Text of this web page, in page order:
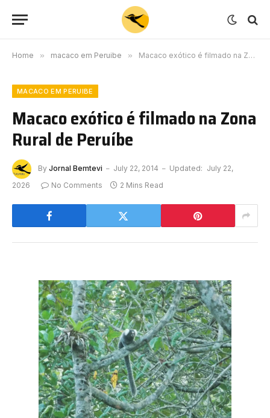
Home » macaco em Peruibe » Macaco exótico é filmado na Zona Rural de Peruíbe
MACACO EM PERUIBE
Macaco exótico é filmado na Zona
Rural de Peruíbe
By Jornal Bemtevi July 22, 2014 Updated: July 22,
2026
No Comments 2 Mins Read